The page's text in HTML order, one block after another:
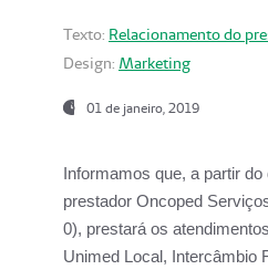
Texto: Relacionamento do
Design: Marketing
01 de janeiro, 2019
Informamos que, a partir do
prestador Oncoped
0), prestará os
Unimed Local, Intercâmbio